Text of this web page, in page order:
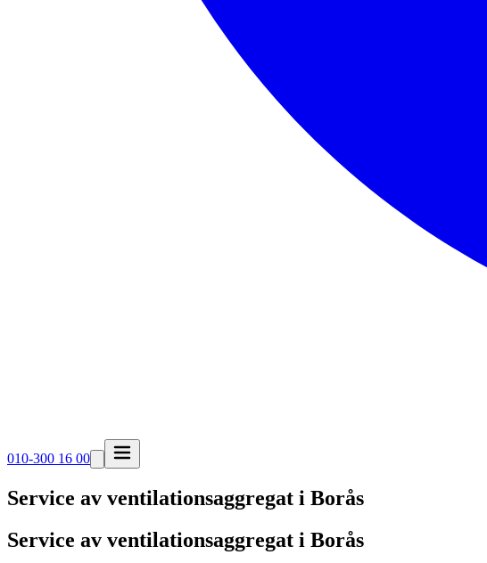
010-300 16 00
Service av ventilationsaggregat i Borås
Service av ventilationsaggregat i Borås